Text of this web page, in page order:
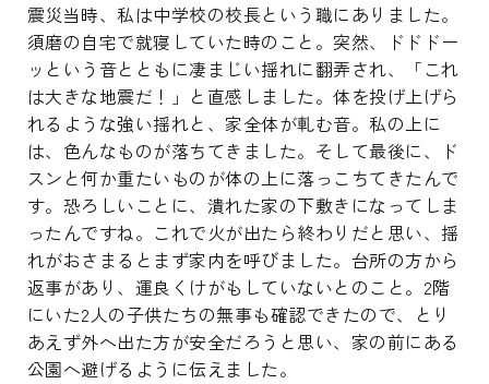
震災当時、私は中学校の校長という職にありました。
須磨の自宅で就寝していた時のこと。突然、ドドドー
ッという音とともに凄まじい揺れに翻弄され、「これ
は大きな地震だ！」と直感しました。体を投げ上げら
れるような強い揺れと、家全体が軋む音。私の上に
は、色んなものが落ちてきました。そして最後に、ド
スンと何か重たいものが体の上に落っこちてきたんで
す。恐ろしいことに、潰れた家の下敷きになってしま
ったんですね。これで火が出たら終わりだと思い、揺
れがおさまるとまず家内を呼びました。台所の方から
返事があり、運良くけがもしていないとのこと。2階
にいた2人の子供たちの無事も確認できたので、とり
あえず外へ出た方が安全だろうと思い、家の前にある
公園へ避げるように伝えました。